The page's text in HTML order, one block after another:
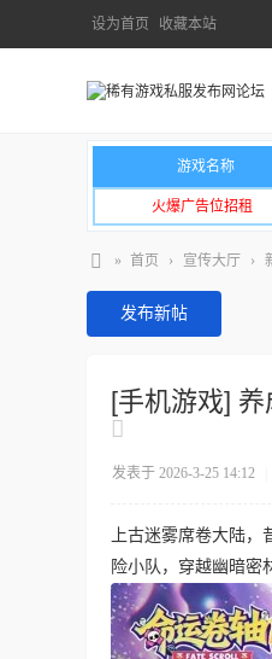
设为首页 收藏本站
游戏名称
火爆广告位招租
» 首页 › 宣传大厅 ›
发布新帖
[手机游戏] 养
发表于 2026-3-25 14:12
上古迷雾席卷大陆
险小队，穿越幽暗密